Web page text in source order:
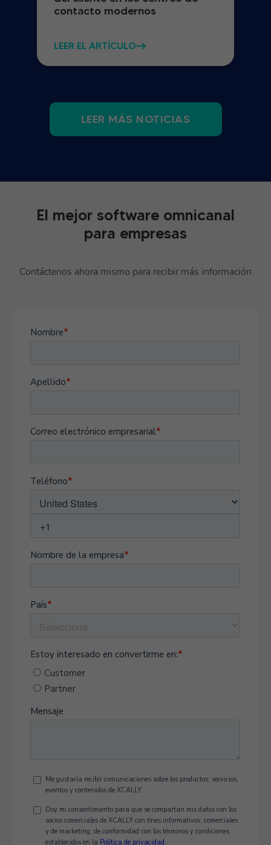
contacto modernos
LEER EL ARTÍCULO
LEER MÁS NOTICIAS
El mejor software omnicanal
para empresas
Contáctenos ahora mismo para recibir más información